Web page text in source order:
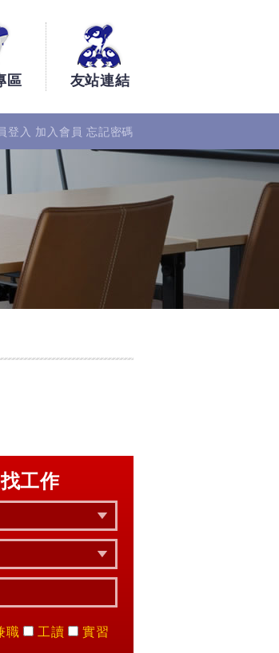
區 友站連結
登入 加入會員 忘記密碼
工作
職 工讀 實習